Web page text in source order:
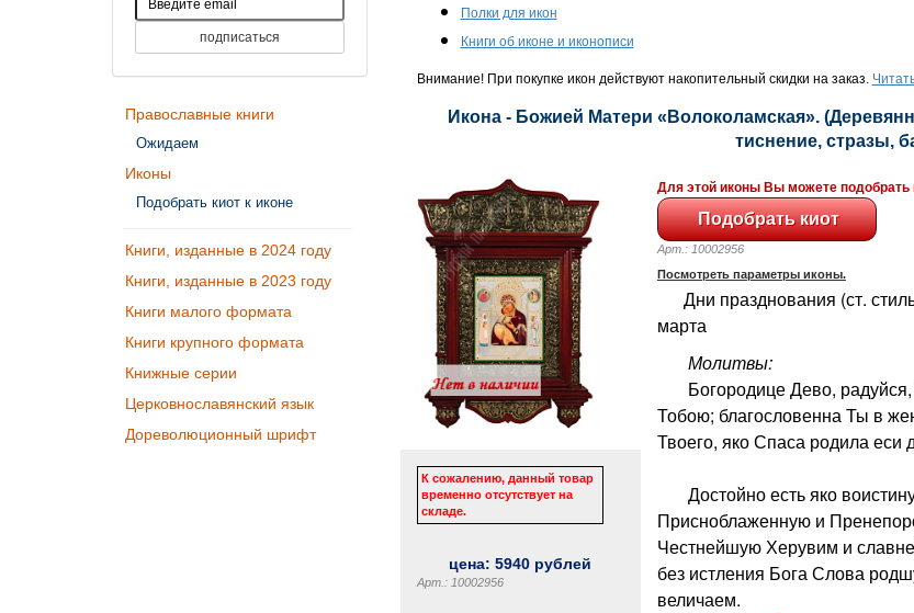
Православные книги
Ожидаем
Иконы
Подобрать киот к иконе
Книги, изданные в 2024 году
Книги, изданные в 2023 году
Книги малого формата
Книги крупного формата
Книжные серии
Церковнославянский язык
Дореволюционный шрифт
Полки для икон
Книги об иконе и иконописи
Внимание! При покупке икон действуют накопительный скидки на заказ.
Икона - Божией Матери «Волоколамская».
тиснение, стразы,
К сожалению, данный товар
временно отсутствует на
складе.
цена:5940 рублей
Арт.: 10002956
Для этой иконы Вы можете подобрать
Арт.: 10002956
Посмотреть параметры иконы.
Дни празднования (ст.
марта
Молитвы:
Богородице Дево, радуйся,
Тобою; благословенна Ты в
Твоего, яко Спаса родила еси
Достойно есть яко
Присноблаженную и
Честнейшую Херувим и
без истления Бога Слова
величаем.